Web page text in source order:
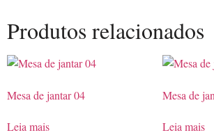
Produtos relacionados
Mesa de jantar 04
Leia mais
Mesa de
Leia mais